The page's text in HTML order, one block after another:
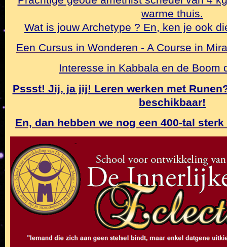
warme thuis.
Wat is jouw Archetype ? En, ken je ook
Een Cursus in Wonderen - A Course in
Interesse in Kabbala en de Boom
Pssst! Jij, ja jij! Leren werken met
beschikbaar!
En, dan hebben we nog een 400-tal